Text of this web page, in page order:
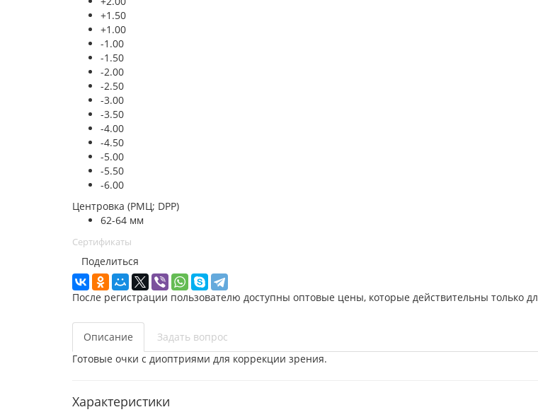
+1.50
+1.00
-1.00
-1.50
-2.00
-2.50
-3.00
-3.50
-4.00
-4.50
-5.00
-5.50
-6.00
Центровка (РМЦ; DPP)
62-64 мм
Сертификаты
Поделиться
После регистрации пользователю доступны оптовые цены, которые действительны только
Описание
Задать вопрос
Готовые очки с диоптриями для коррекции зрения.
Характеристики